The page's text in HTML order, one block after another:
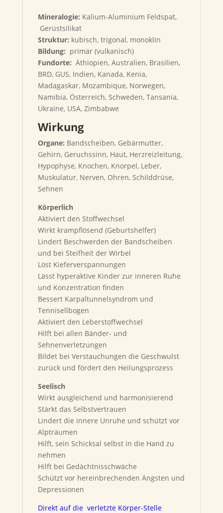
Mineralogie: Kalium-Aluminium Feldspat,
Gerüstsilikat
Struktur: kubisch, trigonal, monoklin
Bildung: primär (vulkanisch)
Fundorte: Äthiopien, Australien, Brasilien,
BRD, GUS, Indien, Kanada, Kenia,
Madagaskar, Mozambique, Norwegen,
Namibia, Österreich, Schweden, Tansania,
Ukraine, USA, Zimbabwe
Wirkung
Organe: Bandscheiben, Gebärmutter,
Gehirn, Geruchssinn, Haut, Herzreizleitung,
Hypophyse, Knochen, Knorpel, Leber,
Muskulatur, Nerven, Ohren, Schilddrüse,
Sehnen
Körperlich
Aktiviert den Stoffwechsel
Wirkt krampflösend (Geburtshelfer)
Lindert Beschwerden der Bandscheiben
und bei Steifheit der Wirbel
Löst Kieferverspannungen
Lässt hyperaktive Kinder zur inneren Ruhe
und Konzentration finden
Bessert Karpaltunnelsyndrom und
Tennisellbogen
Aktiviert den Leberstoffwechsel
Hilft bei allen Bänder- und
Sehnenverletzungen
Bildet bei Verstauchungen die Geschwulst
zurück und fördert den Heilungsprozess
Seelisch
Wirkt ausgleichend und harmonisierend
Stärkt das Selbstvertrauen
Lindert die innere Unruhe und schützt vor
Alpträumen
Hilft, sein Schicksal selbst in die Hand zu
nehmen
Hilft bei Gedächtnisschwäche
Schützt vor hereinbrechenden Ängsten und
Depressionen
Direkt auf die verletzte Körper-Stelle